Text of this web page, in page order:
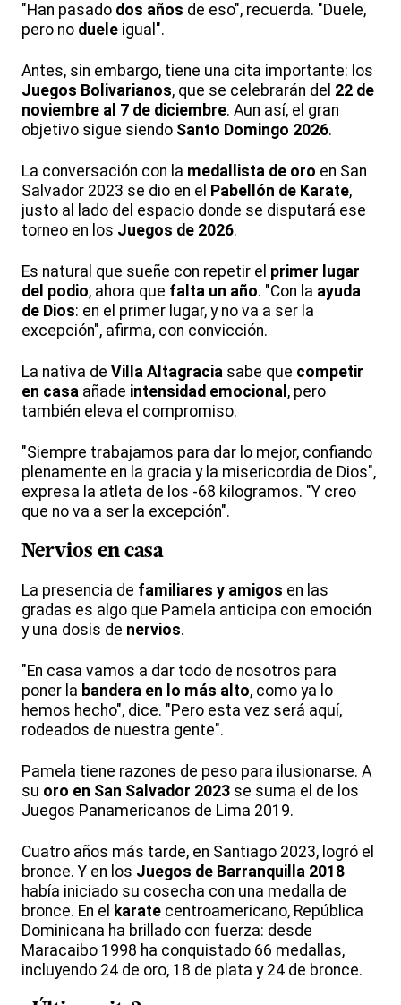
"Han pasado dos años de eso", recuerda. "Duele,
pero no duele igual".
Antes, sin embargo, tiene una cita importante: los
Juegos Bolivarianos, que se celebrarán del 22 de
noviembre al 7 de diciembre. Aun así, el gran
objetivo sigue siendo Santo Domingo 2026.
La conversación con la medallista de oro en San
Salvador 2023 se dio en el Pabellón de Karate,
justo al lado del espacio donde se disputará ese
torneo en los Juegos de 2026.
Es natural que sueñe con repetir el primer lugar
del podio, ahora que falta un año. "Con la ayuda
de Dios: en el primer lugar, y no va a ser la
excepción", afirma, con convicción.
La nativa de Villa Altagracia sabe que competir
en casa añade intensidad emocional , pero
también eleva el compromiso.
"Siempre trabajamos para dar lo mejor, confiando
plenamente en la gracia y la misericordia de Dios",
expresa la atleta de los -68 kilogramos. "Y creo
que no va a ser la excepción".
Nervios en casa
La presencia de familiares y amigos en las
gradas es algo que Pamela anticipa con emoción
y una dosis de nervios.
"En casa vamos a dar todo de nosotros para
poner la bandera en lo más alto, como ya lo
hemos hecho", dice. "Pero esta vez será aquí,
rodeados de nuestra gente".
Pamela tiene razones de peso para ilusionarse. A
su oro en San Salvador 2023 se suma el de los
Juegos Panamericanos de Lima 2019.
Cuatro años más tarde, en Santiago 2023, logró el
bronce. Y en los Juegos de Barranquilla 2018
había iniciado su cosecha con una medalla de
bronce. En el karate centroamericano, República
Dominicana ha brillado con fuerza: desde
Maracaibo 1998 ha conquistado 66 medallas,
incluyendo 24 de oro, 18 de plata y 24 de bronce.